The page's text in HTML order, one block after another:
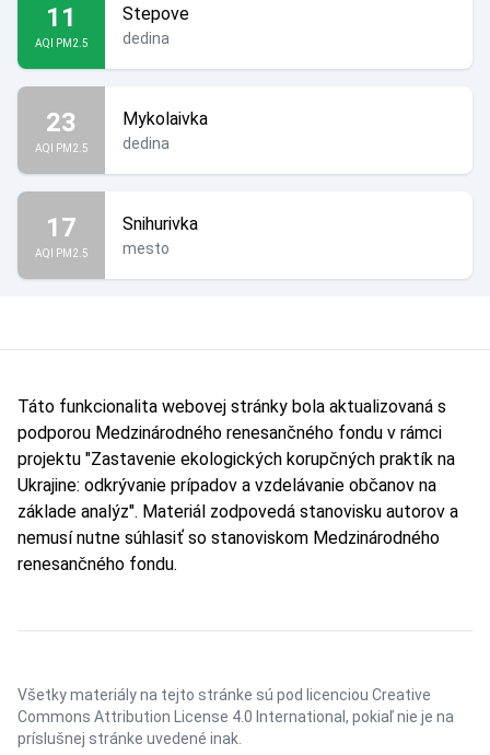
11
AQI PM2.5
Stepove
dedina
23
AQI PM2.5
Mykolaivka
dedina
17
AQI PM2.5
Snihurivka
mesto
Táto funkcionalita webovej stránky bola aktualizovaná s
podporou Medzinárodného renesančného fondu v rámci
projektu "Zastavenie ekologických korupčných praktík na
Ukrajine: odkrývanie prípadov a vzdelávanie občanov na
základe analýz". Materiál zodpovedá stanovisku autorov a
nemusí nutne súhlasiť so stanoviskom Medzinárodného
renesančného fondu.
Všetky materiály na tejto stránke sú pod licenciou Creative
Commons Attribution License 4.0 International , pokiaľ nie je na
príslušnej stránke uvedené inak.